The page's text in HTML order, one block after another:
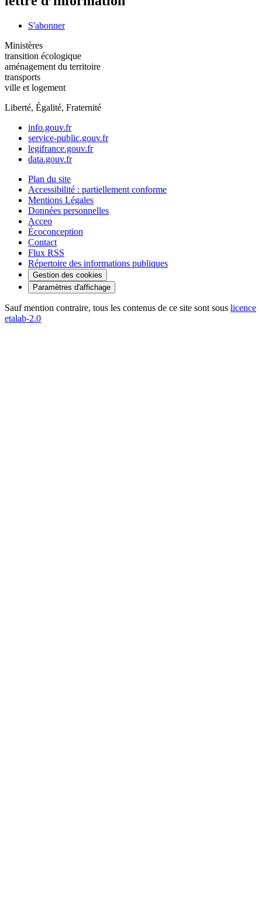
S'abonner
Ministères
transition écologique
aménagement du territoire
transports
ville et logement
Liberté, Égalité, Fraternité
info.gouv.fr
service-public.gouv.fr
legifrance.gouv.fr
data.gouv.fr
Plan du site
Accessibilité : partiellement conforme
Mentions Légales
Données personnelles
Acceo
Écoconception
Contact
Flux RSS
Répertoire des informations publiques
Gestion des cookies
Paramètres d'affichage
Sauf mention contraire, tous les contenus de ce site sont sous licence
etalab-2.0